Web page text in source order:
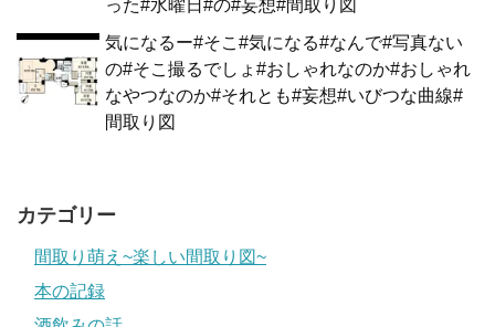
った#水曜日#の#妄想#間取り図
気になるー#そこ#気になる#なんで#写真ない
の#そこ撮るでしょ#おしゃれなのか#おしゃれ
なやつなのか#それとも#妄想#いびつな曲線#
間取り図
カテゴリー
間取り萌え~楽しい間取り図~
本の記録